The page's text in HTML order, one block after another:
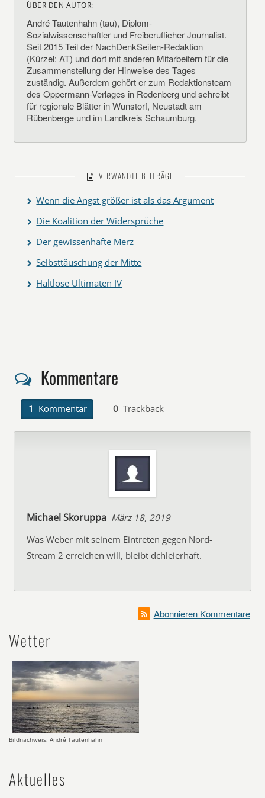
ÜBER DEN AUTOR:
André Tautenhahn (tau), Diplom-
Sozialwissenschaftler und Freiberuflicher Journalist.
Seit 2015 Teil der NachDenkSeiten-Redaktion
(Kürzel: AT) und dort mit anderen Mitarbeitern für die
Zusammenstellung der Hinweise des Tages
zuständig. Außerdem gehört er zum Redaktionsteam
des Oppermann-Verlages in Rodenberg und schreibt
für regionale Blätter in Wunstorf, Neustadt am
Rübenberge und im Landkreis Schaumburg.
VERWANDTE BEITRÄGE
Wenn die Angst größer ist als das Argument
Die Koalition der Widersprüche
Der gewissenhafte Merz
Selbsttäuschung der Mitte
Haltlose Ultimaten IV
Kommentare
1 Kommentar 0 Trackback
Michael Skoruppa März 18, 2019
Was Weber mit seinem Eintreten gegen Nord-
Stream 2 erreichen will, bleibt dchleierhaft.
Abonnieren Kommentare
Wetter
Bildnachweis: André Tautenhahn
Aktuelles